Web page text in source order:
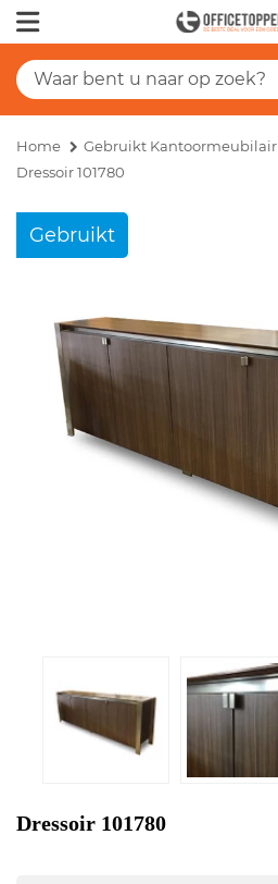
Home Gebruikt Kantoormeubilair
Dressoir 101780
Gebruikt
Dressoir 101780